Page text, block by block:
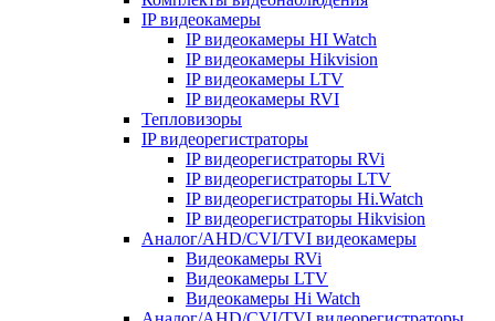
IP видеокамеры
IP видеокамеры HI Watch
IP видеокамеры Hikvision
IP видеокамеры LTV
IP видеокамеры RVI
Тепловизоры
IP видеорегистраторы
IP видеорегистраторы RVi
IP видеорегистраторы LTV
IP видеорегистраторы Hi.Watch
IP видеорегистраторы Hikvision
Аналог/AHD/CVI/TVI видеокамеры
Видеокамеры RVi
Видеокамеры LTV
Видеокамеры Hi Watch